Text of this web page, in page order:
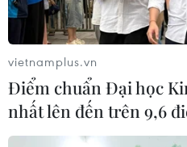
vietnamplus.vn
Điểm chuẩn Đại học
nhất lên đến trên 9,6